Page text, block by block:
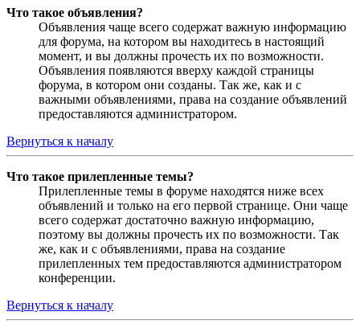
Что такое объявления?
Объявления чаще всего содержат важную информацию
для форума, на котором вы находитесь в настоящий
момент, и вы должны прочесть их по возможности.
Объявления появляются вверху каждой страницы
форума, в котором они созданы. Так же, как и с
важными объявлениями, права на создание объявлений
предоставляются администратором.
Вернуться к началу
Что такое прилепленные темы?
Прилепленные темы в форуме находятся ниже всех
объявлений и только на его первой странице. Они чаще
всего содержат достаточно важную информацию,
поэтому вы должны прочесть их по возможности. Так
же, как и с объявлениями, права на создание
прилепленных тем предоставляются администратором
конференции.
Вернуться к началу